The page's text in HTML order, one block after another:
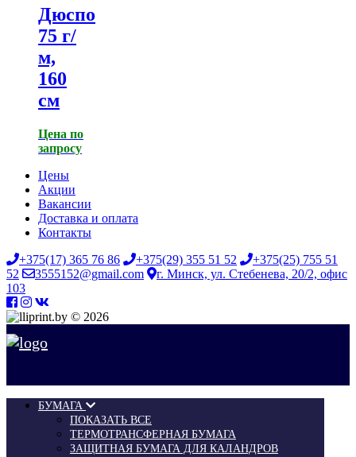
Дюспо
75 г/
м,
160
см
Цена по
запросу
Цены
Акции
Вакансии
Доставка и оплата
Контакты
+375(17) 365 76 86
+375(29) 355 51 52
+375(25) 755 51
52
3555152@gmail.com
г. Минск, ул. Стебенева, 20/2, офис
103
© 2026
БУМАГА
ПОКАЗАТЬ ВСЕ
ТЕРМОТРАНСФЕРНАЯ БУМАГА
ЗАЩИТНАЯ БУМАГА ДЛЯ КАЛАНДРОВ